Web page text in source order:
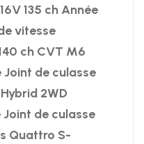
135 ch Année
vitesse
ch CVT M6
de culasse
2WD
de culasse
Quattro S-